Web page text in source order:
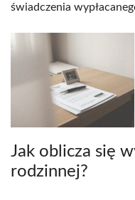
świadczenia
Jak oblicza się
rodzinnej?